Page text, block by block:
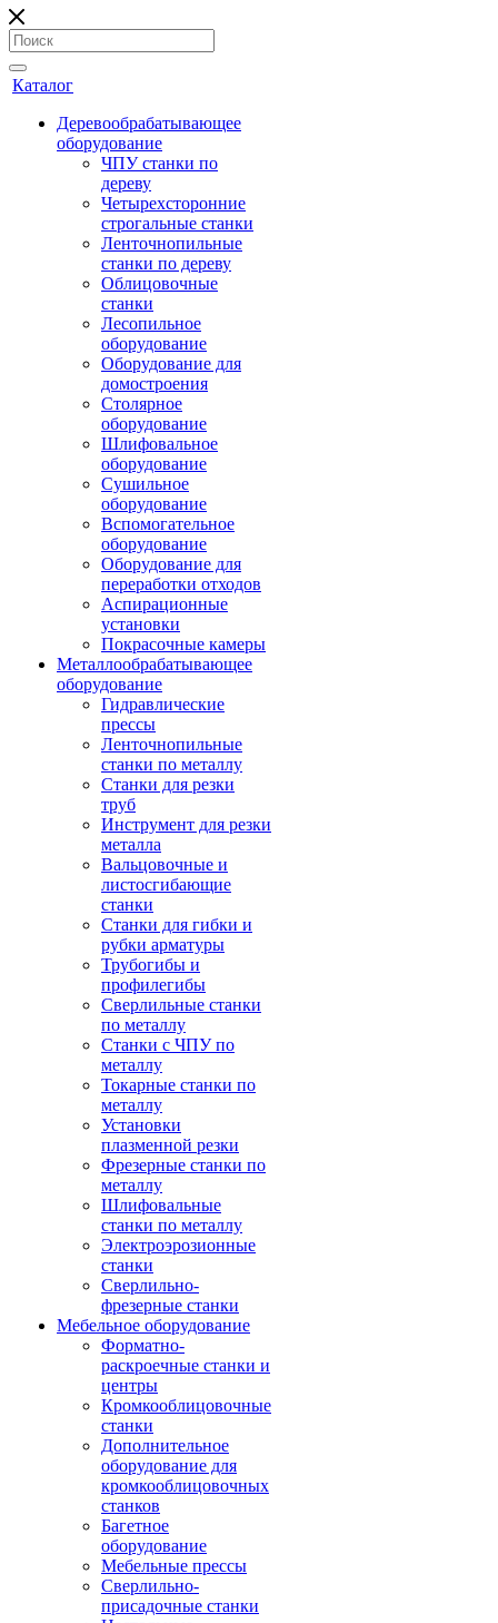
Каталог
Деревообрабатывающее
оборудование
ЧПУ станки по
дереву
Четырехсторонние
строгальные станки
Ленточнопильные
станки по дереву
Облицовочные
станки
Лесопильное
оборудование
Оборудование для
домостроения
Столярное
оборудование
Шлифовальное
оборудование
Сушильное
оборудование
Вспомогательное
оборудование
Оборудование для
переработки отходов
Аспирационные
установки
Покрасочные камеры
Металлообрабатывающее
оборудование
Гидравлические
прессы
Ленточнопильные
станки по металлу
Станки для резки
труб
Инструмент для резки
металла
Вальцовочные и
листосгибающие
станки
Станки для гибки и
рубки арматуры
Трубогибы и
профилегибы
Сверлильные станки
по металлу
Станки с ЧПУ по
металлу
Токарные станки по
металлу
Установки
плазменной резки
Фрезерные станки по
металлу
Шлифовальные
станки по металлу
Электроэрозионные
станки
Сверлильно-
фрезерные станки
Мебельное оборудование
Форматно-
раскроечные станки и
центры
Кромкооблицовочные
станки
Дополнительное
оборудование для
кромкооблицовочных
станков
Багетное
оборудование
Мебельные прессы
Сверлильно-
присадочные станки